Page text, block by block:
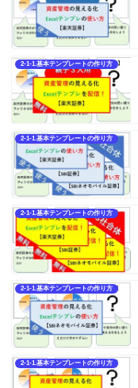
2-1-1.基本テンプレートの作り方
2-1-1.基本テンプレートの作り方
2-1-1.基本テンプレートの作り方
2-1-1.基本テンプレートの作り方
2-1-1.基本テンプレートの作り方